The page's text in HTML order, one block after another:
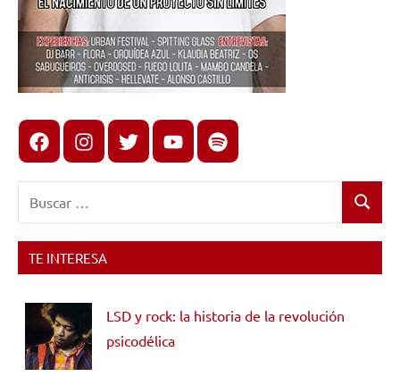
FacebookInstagram
X youtubespotify
Buscar
TE INTERESA
LSD y rock: la historia de la revolución
psicodélica